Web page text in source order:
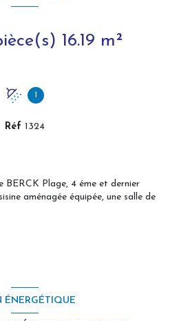
Studio 1 pièce(s) 16.19 m²
1
Réf 1324
BERCK Plage, 4 éme et dernier
aménagée équipée, une salle de
ÉNERGÉTIQUE